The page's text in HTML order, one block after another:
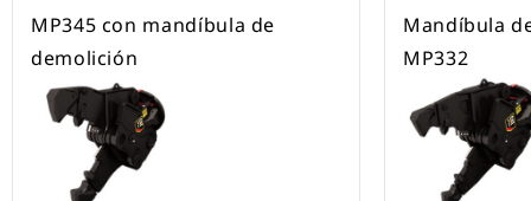
MP345 con mandíbula de
demolición
Mandíbula
MP332